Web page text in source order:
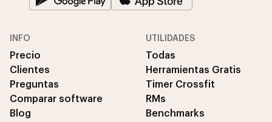
INFO
Precio
Clientes
Preguntas
Comparar software
Blog
UTILIDADES
Todas
Herramientas Gratis
Timer Crossfit
RMs
Benchmarks